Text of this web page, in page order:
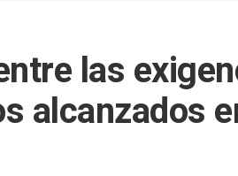
las
alcanzados